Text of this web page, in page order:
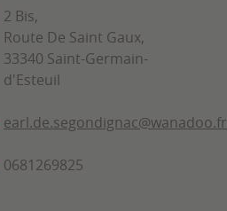
2 Bis,
Route De Saint Gaux,
33340 Saint-Germain-
d'Esteuil
earl.de.segondignac@wanadoo.fr
0681269825